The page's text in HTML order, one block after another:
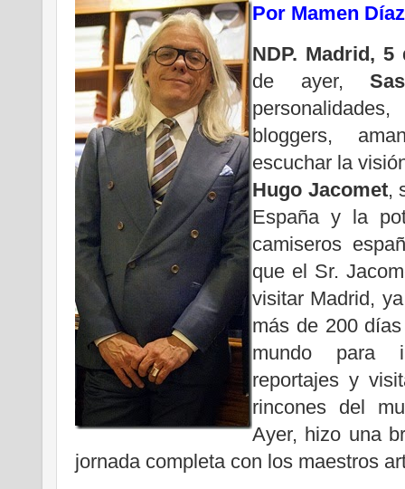
Por Mamen
NDP. Madrid,
de ayer,
bloggers,
escuchar la
Hugo Jacomet,
España y la
camiseros
que el Sr.
visitar Madrid,
más de 200
mundo para
reportajes y
rincones del
Ayer, hizo una
jornada completa con los maestros